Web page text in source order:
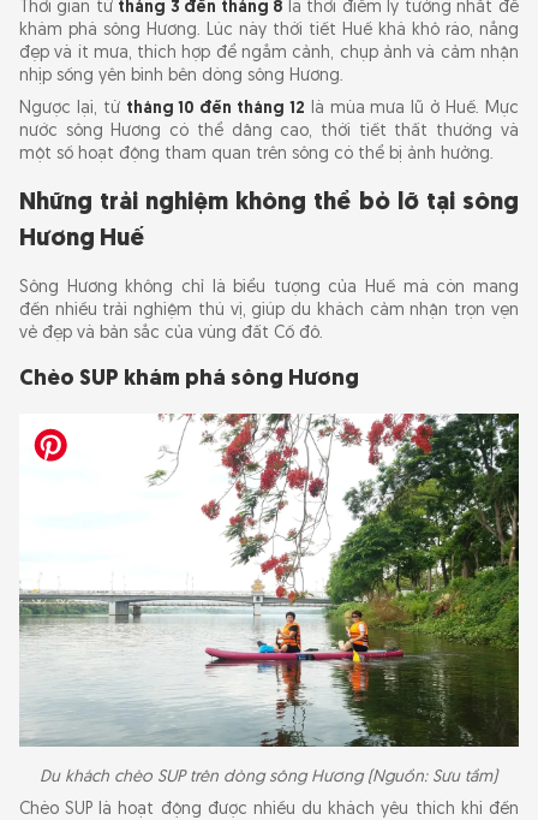
Thời gian từ tháng 3 đến tháng 8 là thời điểm lý tưởng nhất để
khám phá sông Hương. Lúc này thời tiết Huế khá khô ráo, nắng
đẹp và ít mưa, thích hợp để ngắm cảnh, chụp ảnh và cảm nhận
nhịp sống yên bình bên dòng sông Hương.
Ngược lại, từ tháng 10 đến tháng 12 là mùa mưa lũ ở Huế. Mực
nước sông Hương có thể dâng cao, thời tiết thất thường và
một số hoạt động tham quan trên sông có thể bị ảnh hưởng.
Những trải nghiệm không thể bỏ lỡ tại sông
Hương Huế
Sông Hương không chỉ là biểu tượng của Huế mà còn mang
đến nhiều trải nghiệm thú vị, giúp du khách cảm nhận trọn vẹn
vẻ đẹp và bản sắc của vùng đất Cố đô.
Chèo SUP khám phá sông Hương
Du khách chèo SUP trên dòng sông Hương (Nguồn: Sưu tầm)
Chèo SUP là hoạt động được nhiều du khách yêu thích khi đến